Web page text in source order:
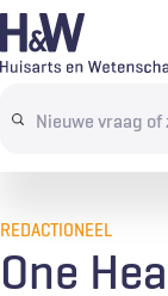
Overslaan
en
de Search
terms
REDACTIONEEL
One